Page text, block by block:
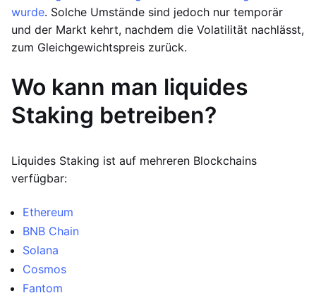
wurde. Solche Umstände sind jedoch nur temporär
und der Markt kehrt, nachdem die Volatilität nachlässt,
zum Gleichgewichtspreis zurück.
Wo kann man liquides
Staking betreiben?
Liquides Staking ist auf mehreren Blockchains
verfügbar:
Ethereum
BNB Chain
Solana
Cosmos
Fantom